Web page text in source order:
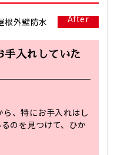
After
手入れしていた
、特にお手入れはし
のを見つけて、ひか